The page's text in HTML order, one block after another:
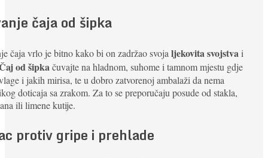
čaja od šipka
čaja vrlo je bitno kako bi on zadržao svojaljekovita svojstvai
od šipkačuvajte na hladnom, suhome i tamnom mjestu gdje
i jakih mirisa, te u dobro zatvorenoj ambalaži da nema
doticaja sa zrakom. Za to se preporučaju posude od stakla,
ili limene kutije.
protiv gripe i prehlade